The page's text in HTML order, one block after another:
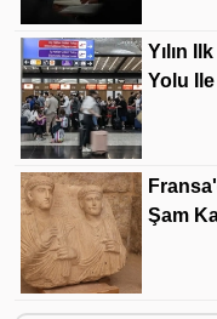
Yılın
Yolu
Şam